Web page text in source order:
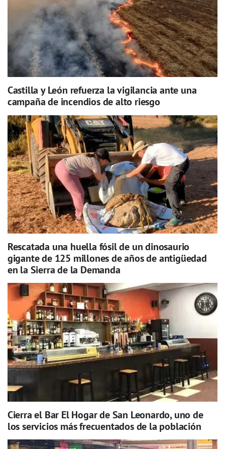
Castilla y León refuerza la vigilancia ante una
campaña de incendios de alto riesgo
Rescatada una huella fósil de un dinosaurio
gigante de 125 millones de años de antigüedad
en la Sierra de la Demanda
Cierra el Bar El Hogar de San Leonardo, uno de
los servicios más frecuentados de la población